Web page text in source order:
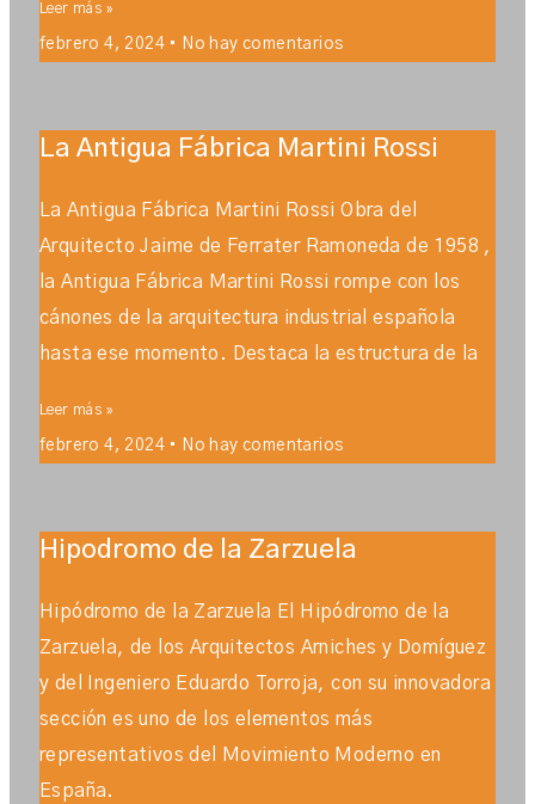
Leer más »
febrero 4, 2024 No hay comentarios
La Antigua Fábrica Martini Rossi
La Antigua Fábrica Martini Rossi Obra del
Arquitecto Jaime de Ferrater Ramoneda de 1958 ,
la Antigua Fábrica Martini Rossi rompe con los
cánones de la arquitectura industrial española
hasta ese momento. Destaca la estructura de la
Leer más »
febrero 4, 2024 No hay comentarios
Hipodromo de la Zarzuela
Hipódromo de la Zarzuela El Hipódromo de la
Zarzuela, de los Arquitectos Arniches y Domíguez
y del Ingeniero Eduardo Torroja, con su innovadora
sección es uno de los elementos más
representativos del Movimiento Moderno en
España.